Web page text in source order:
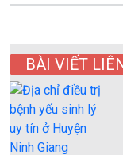
BÀI VIẾT